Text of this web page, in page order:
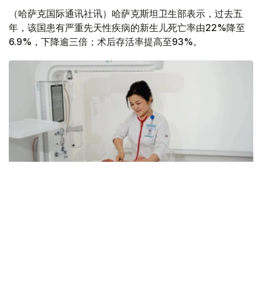
（哈萨克国际通讯社讯）哈萨克斯坦卫生部表示，过去五
年，该国患有严重先天性疾病的新生儿死亡率由22%降至
6.9%，下降逾三倍；术后存活率提高至93%。